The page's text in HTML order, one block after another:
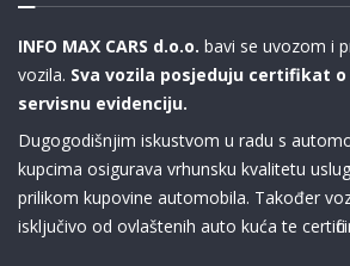
INFO MAX CARS d.o.o. bavi se uvozom i
vozila. Sva vozila posjeduju certifikat
servisnu evidenciju.
Dugogodišnjim iskustvom u radu s
kupcima osigurava vrhunsku kvalitetu
prilikom kupovine automobila. Također
isključivo od ovlaštenih auto kuća te